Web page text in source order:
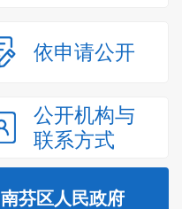
依申请公开
公开机构与
联系方式
南芬区人民政府